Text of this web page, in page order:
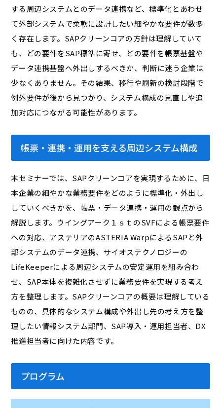
する周辺システムとのデータ連携など、標準化とあわせ
て外部システムで柔軟に設計したい細やかな要件が数多
く存在します。SAPクリーンコアの方針は理解していて
も、どの要件をSAP標準に寄せ、どの要件を帳票基盤や
データ連携基盤へ外出しするべきか、判断に迷う企業は
少なくありません。その結果、移行や刷新の検討段階で
例外要件が後から見つかり、システム構成の見直しや追
加対応につながる可能性があります。
帳票・連携・運用を支える周辺システム構成
本セミナーでは、SAPクリーンコアを実現するために、日
本企業の細やかな業務要件をどのように標準化・外出し
していくべきかを、帳票・データ連携・運用の観点から
解説します。ウイングアーク１ｓｔのSVFによる帳票要件
への対応、アステリアのASTERIA WarpによるSAPと外
部システムのデータ連携、サイオステクノロジーの
LifeKeeperによる周辺システムの安定運用を組み合わ
せ、SAP本体を複雑化させずに業務要件を実現する考え
方を整理します。SAPクリーンコアの概要は理解している
ものの、具体的なシステム構成や外出し先の考え方を整
理したい情報システム部門、SAP導入・運用担当者、DX
推進担当者に向けた内容です。
プログラム